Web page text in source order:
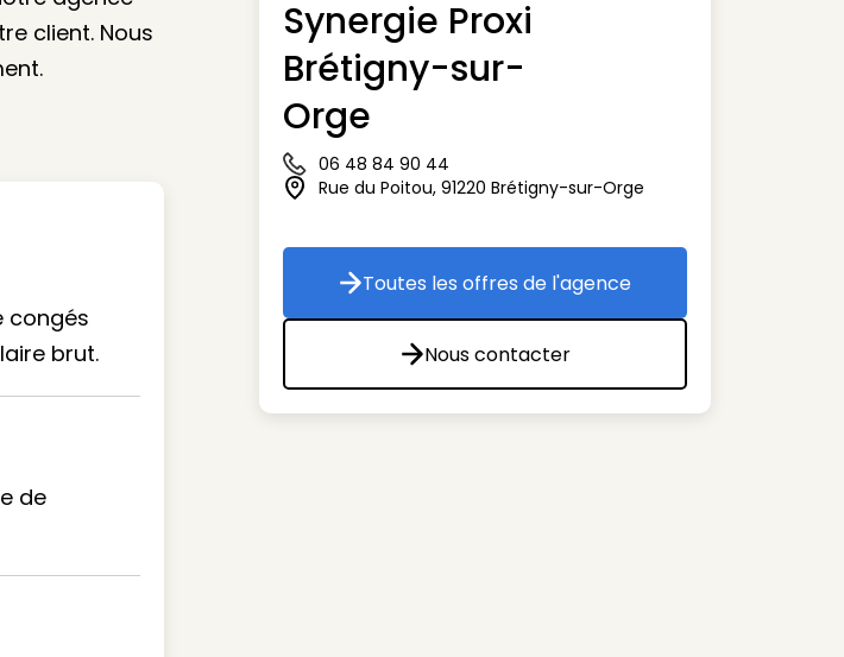
client. Nous
congés
brut.
de
Synergie Proxi
Brétigny-sur-
Orge
Icône téléphone
06 48 84 90 44
Icône adresse
Rue du Poitou, 91220 Brétigny-sur-Orge
Toutes les offres de l'agence
Toutes les offres de l'agence
Nous contacter
Nous contacter